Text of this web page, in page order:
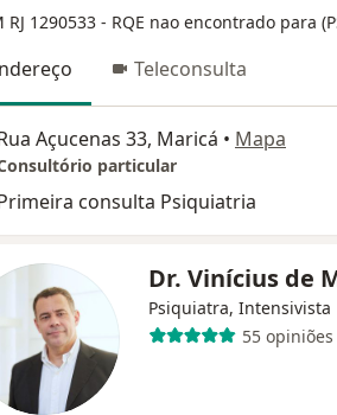
RJ 1290533 - RQE nao encontrado para
Teleconsulta
Açucenas 33, Maricá • Mapa
particular
consulta Psiquiatria
Dr. Vinícius de
Psiquiatra, Intensivista
55 opiniões